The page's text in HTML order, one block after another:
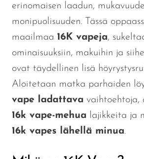
erinomaisen laadun,
monipuolisuuden. Tässä
maailmaa 16K vapeja,
ominaisuuksiin, makuihin ja
ovat täydellinen lisä
Aloitetaan matka parhaiden
vape ladattava vaihtoehtoja,
16k vape-mehua lajikkeita ja
16k vapes lähellä minua.